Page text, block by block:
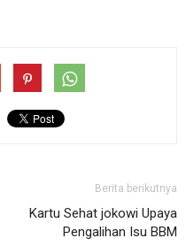
Berita berikutnya
Kartu Sehat jokowi Upaya
Pengalihan Isu BBM